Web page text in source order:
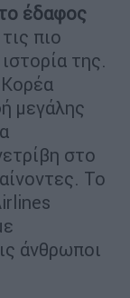
έδαφος
πιο
της.
μεγάλης
στο
Το
άνθρωποι